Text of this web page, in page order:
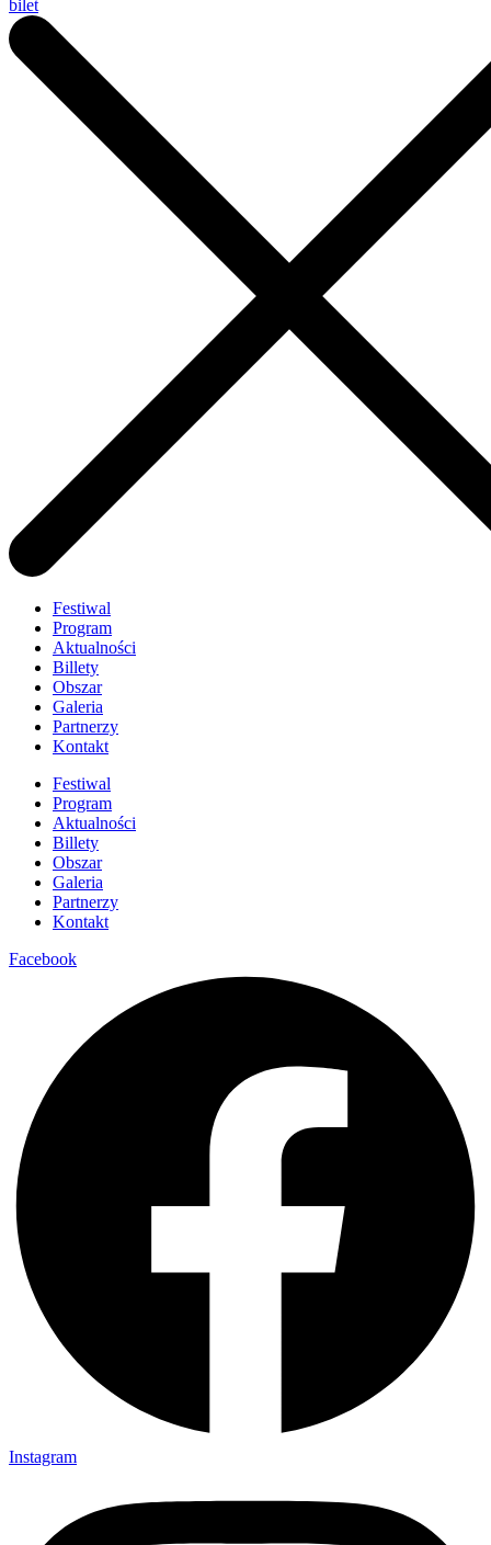
bilet
Festiwal
Program
Aktualności
Billety
Obszar
Galeria
Partnerzy
Kontakt
Festiwal
Program
Aktualności
Billety
Obszar
Galeria
Partnerzy
Kontakt
Facebook
Instagram